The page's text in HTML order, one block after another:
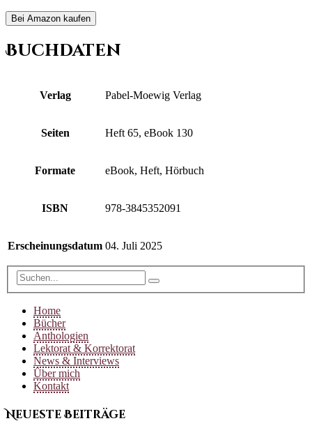
Bei Amazon kaufen
Buchdaten
Verlag Pabel-Moewig Verlag
Seiten Heft 65, eBook 130
Formate eBook, Heft, Hörbuch
ISBN 978-3845352091
Erscheinungsdatum 04. Juli 2025
Home
Bücher
Anthologien
Lektorat & Korrektorat
News & Interviews
Über mich
Kontakt
Neueste Beiträge